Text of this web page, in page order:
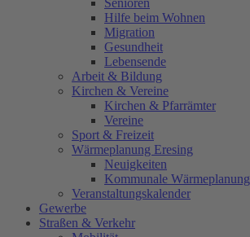
Senioren
Hilfe beim Wohnen
Migration
Gesundheit
Lebensende
Arbeit & Bildung
Kirchen & Vereine
Kirchen & Pfarrämter
Vereine
Sport & Freizeit
Wärmeplanung Eresing
Neuigkeiten
Kommunale Wärmeplanung
Veranstaltungskalender
Gewerbe
Straßen & Verkehr